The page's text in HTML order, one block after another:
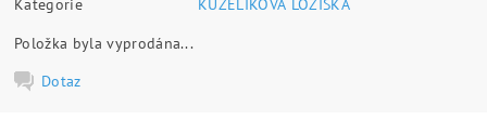
Položka byla vyprodána...
Dotaz